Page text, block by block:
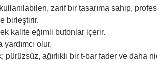
zarif bir tasarıma sahip,
birleştirir.
kalite eğimli butonlar içerir.
yardımcı olur.
ağırlıklı bir t-bar fader ve daha